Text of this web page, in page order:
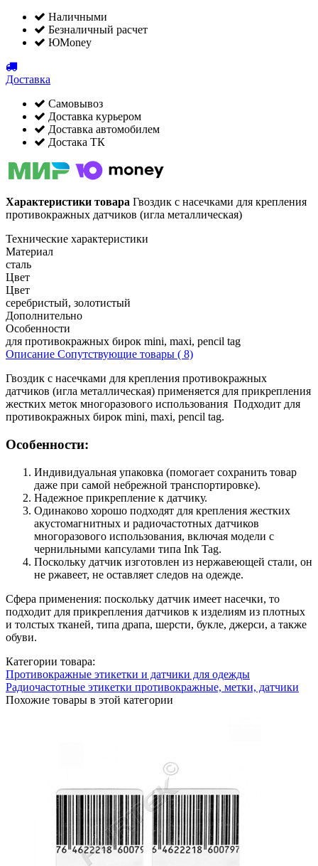
Наличными
Безналичный расчет
ЮMoney
Доставка
Самовывоз
Доставка курьером
Доставка автомобилем
Достака ТК
Характеристики товара Гвоздик с насечками для крепления
противокражных датчиков (игла металлическая)
Технические характеристики
Материал
сталь
Цвет
Цвет
cеребристый, золотистый
Дополнительно
Особенности
для противокражных бирок mini, maxi, pencil tag
Описание Сопутствующие товары ( 8)
Гвоздик с насечками для крепления противокражных
датчиков (игла металлическая) применяется для прикрепления
жестких меток многоразового использования Подходит для
противокражных бирок mini, maxi, pencil tag.
Особенности:
Индивидуальная упаковка (помогает сохранить товар
даже при самой небрежной транспортировке).
Надежное прикрепление к датчику.
Одинаково хорошо подходят для крепления жестких
акустомагнитных и радиочастотных датчиков
многоразового использования, включая модели с
чернильными капсулами типа Ink Tag.
Поскольку датчик изготовлен из нержавеющей стали, он
не ржавеет, не оставляет следов на одежде.
Сфера применения: поскольку датчик имеет насечки, то
подходит для прикрепления датчиков к изделиям из плотных
и толстых тканей, типа драпа, шерсти, букле, джерси, а также
обуви.
Категории товара:
Противокражные этикетки и датчики для одежды
Радиочастотные этикетки противокражные, метки, датчики
Похожие товары в этой категории